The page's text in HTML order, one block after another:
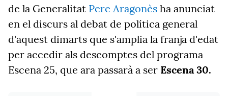
de la Generalitat Pere Aragonès ha anunciat
en el discurs al debat de política general
d'aquest dimarts que s'amplia la franja d'edat
per accedir als descomptes del programa
Escena 25, que ara passarà a ser Escena 30.